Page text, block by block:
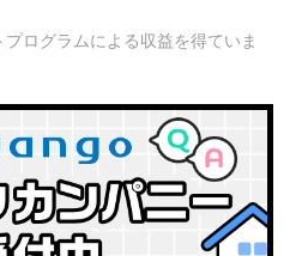
ログラムによる収益を得ていま